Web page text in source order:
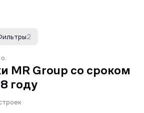
2
MR Group со сроком
году